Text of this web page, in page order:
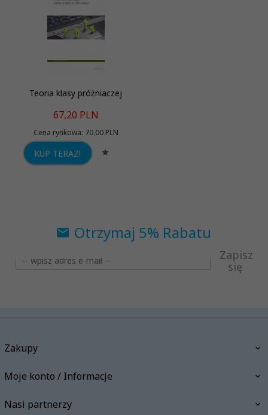
Teoria klasy próżniaczej
67,20 PLN
Cena rynkowa: 70.00 PLN
KUP TERAZ!
Otrzymaj 5% Rabatu
Zapisz
się
Zakupy
Moje konto / Informacje
Nasi partnerzy